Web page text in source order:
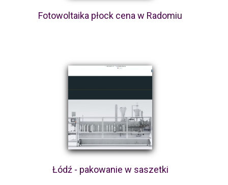
Fotowoltaika płock cena w Radomiu
Łódź - pakowanie w saszetki